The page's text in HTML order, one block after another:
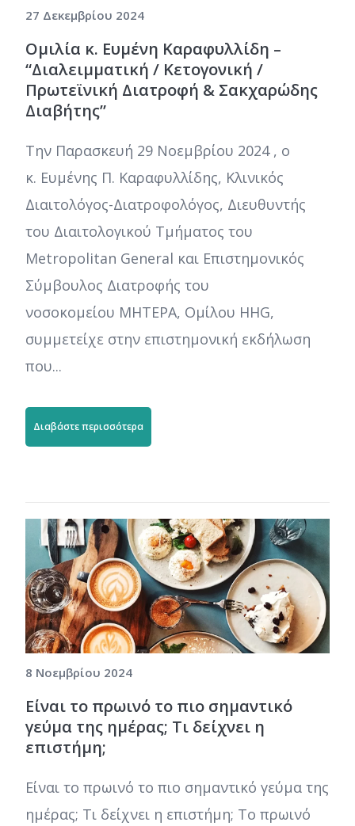
27 Δεκεμβρίου 2024
Ομιλία κ. Ευμένη Καραφυλλίδη –
“Διαλειμματική / Κετογονική /
Πρωτεϊνική Διατροφή & Σακχαρώδης
Διαβήτης”
Την Παρασκευή 29 Νοεμβρίου 2024 , ο
κ. Ευμένης Π. Καραφυλλίδης, Κλινικός
Διαιτολόγος-Διατροφολόγος, Διευθυντής
του Διαιτολογικού Τμήματος του
Metropolitan General και Επιστημονικός
Σύμβουλος Διατροφής του
νοσοκομείου ΜΗΤΕΡΑ, Ομίλου HHG,
συμμετείχε στην επιστημονική εκδήλωση
που...
Διαβάστε περισσότερα
8 Νοεμβρίου 2024
Είναι το πρωινό το πιο σημαντικό
γεύμα της ημέρας; Τι δείχνει η
επιστήμη;
Είναι το πρωινό το πιο σημαντικό γεύμα της
ημέρας; Τι δείχνει η επιστήμη; Το πρωινό